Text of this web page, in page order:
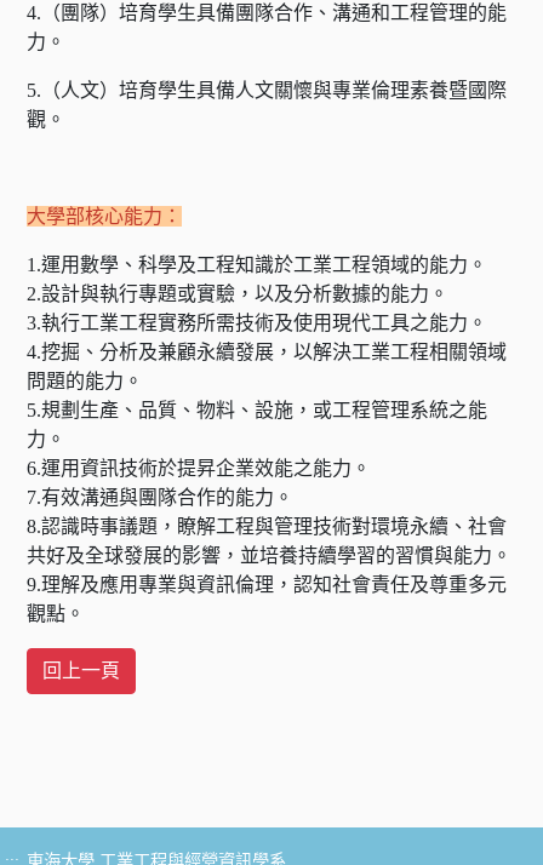
4.（團隊）培育學生具備團隊合作、溝通和工程管理的能
力。
5.（人文）培育學生具備人文關懷與專業倫理素養暨國際
觀。
大學部核心能力：
1.運用數學、科學及工程知識於工業工程領域的能力。
2.設計與執行專題或實驗，以及分析數據的能力。
3.執行工業工程實務所需技術及使用現代工具之能力。
4.挖掘、分析及兼顧永續發展，以解決工業工程相關領域
問題的能力。
5.規劃生產、品質、物料、設施，或工程管理系統之能
力。
6.運用資訊技術於提昇企業效能之能力。
7.有效溝通與團隊合作的能力。
8.認識時事議題，瞭解工程與管理技術對環境永續、社會
共好及全球發展的影響，並培養持續學習的習慣與能力。
9.理解及應用專業與資訊倫理，認知社會責任及尊重多元
觀點。
::: 東海大學 工業工程與經營資訊學系